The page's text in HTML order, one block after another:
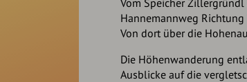
Vom Speicher
Hannemannweg
Von dort über die
Die Höhenwanderung
Ausblicke auf die